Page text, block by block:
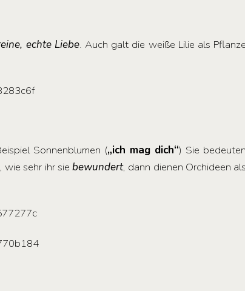
echte Liebe. Auch galt die weiße Lilie als Pflanze
Sonnenblumen („ich mag dich“) Sie bedeuten
wie sehr ihr siebewundert, dann dienen Orchideen als